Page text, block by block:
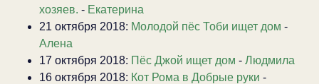
хозяев. - Екатерина
21 октября 2018: Молодой пёс Тоби ищет дом -
Алена
17 октября 2018: Пёс Джой ищет дом - Людмила
16 октября 2018: Кот Рома в Добрые руки -